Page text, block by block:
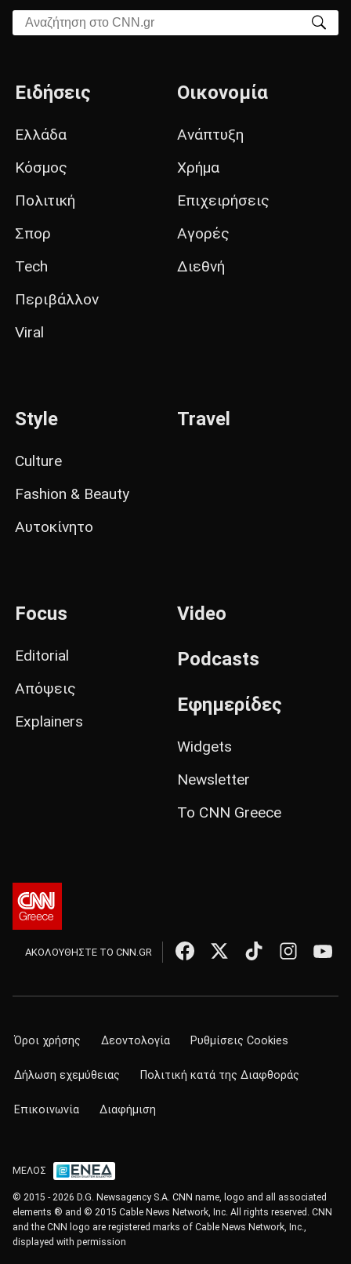
Αναζήτηση στο CNN.gr
Ειδήσεις
Ελλάδα
Κόσμος
Πολιτική
Σπορ
Tech
Περιβάλλον
Viral
Οικονομία
Ανάπτυξη
Χρήμα
Επιχειρήσεις
Αγορές
Διεθνή
Style
Culture
Fashion & Beauty
Αυτοκίνητο
Travel
Focus
Editorial
Απόψεις
Explainers
Video
Podcasts
Εφημερίδες
Widgets
Newsletter
Το CNN Greece
ΑΚΟΛΟΥΘΗΣΤΕ ΤΟ CNN.GR
Όροι χρήσης Δεοντολογία Ρυθμίσεις Cookies
Δήλωση εχεμύθειας Πολιτική κατά της Διαφθοράς
Επικοινωνία Διαφήμιση
ΜΕΛΟΣ
© 2015 - 2026 D.G. Newsagency S.A. CNN name, logo and all associated
elements ® and © 2015 Cable News Network, Inc. All rights reserved. CNN
and the CNN logo are registered marks of Cable News Network, Inc.,
displayed with permission